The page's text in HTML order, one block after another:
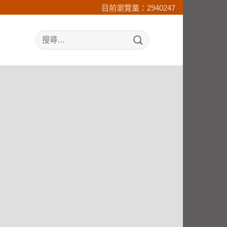
目前瀏覽量：2940247
search